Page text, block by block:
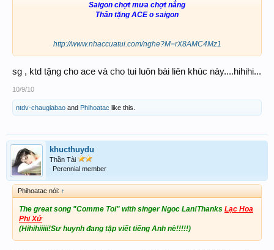
Saigon chợt mưa chợt nắng
Thân tặng ACE o saigon
http://www.nhaccuatui.com/nghe?M=rX8AMC4Mz1
sg , ktd tặng cho ace và cho tui luôn bài liên khúc này....hihihi...
10/9/10
ntdv-chaugiabao and Phihoatac like this.
khucthuydu
Thần Tài
Perennial member
Phihoatac nói: ↑
The great song "Comme Toi" with singer Ngoc Lan!Thanks Lạc Hoa
Phi Xứ
(Hihihiiiii!Sư huynh đang tập viết tiếng Anh nè!!!!!)